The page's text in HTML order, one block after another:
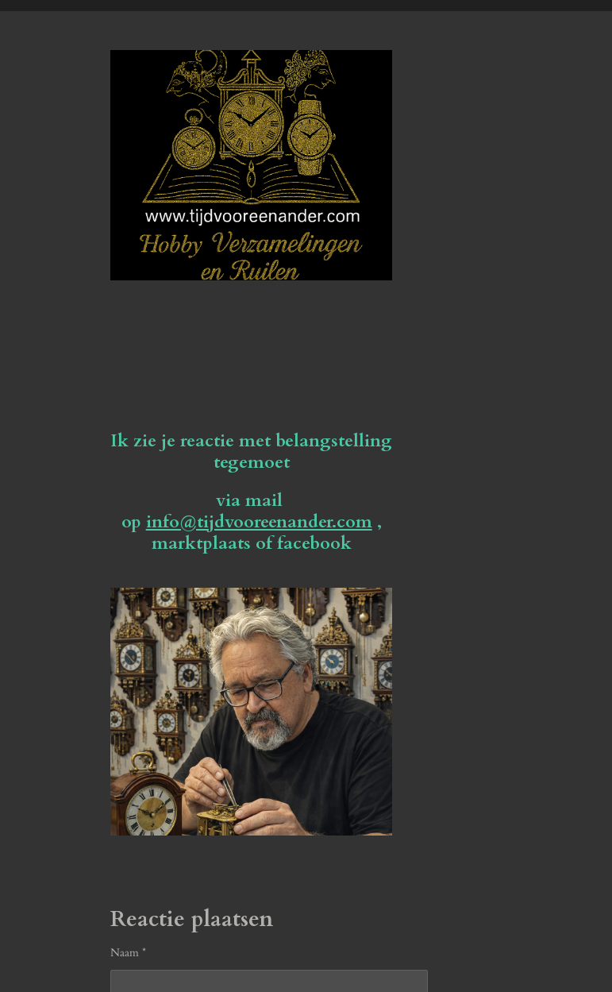
Ik zie je reactie met belangstelling
tegemoet
via mail
op info@tijdvooreenander.com,
marktplaats of facebook
Reactie plaatsen
Naam *